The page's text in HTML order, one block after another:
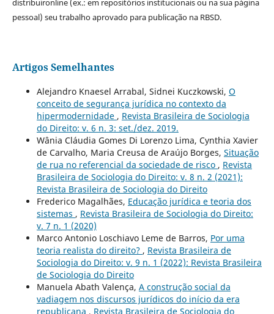
distribuironline (ex.: em repositórios institucionais ou na sua página
pessoal) seu trabalho aprovado para publicação na RBSD.
Artigos Semelhantes
Alejandro Knaesel Arrabal, Sidnei Kuczkowski, O
conceito de segurança jurídica no contexto da
hipermodernidade , Revista Brasileira de Sociologia
do Direito: v. 6 n. 3: set./dez. 2019.
Wânia Cláudia Gomes Di Lorenzo Lima, Cynthia Xavier
de Carvalho, Maria Creusa de Araújo Borges, Situação
de rua no referencial da sociedade de risco , Revista
Brasileira de Sociologia do Direito: v. 8 n. 2 (2021):
Revista Brasileira de Sociologia do Direito
Frederico Magalhães, Educação jurídica e teoria dos
sistemas , Revista Brasileira de Sociologia do Direito:
v. 7 n. 1 (2020)
Marco Antonio Loschiavo Leme de Barros, Por uma
teoria realista do direito? , Revista Brasileira de
Sociologia do Direito: v. 9 n. 1 (2022): Revista Brasileira
de Sociologia do Direito
Manuela Abath Valença, A construção social da
vadiagem nos discursos jurídicos do início da era
republicana , Revista Brasileira de Sociologia do